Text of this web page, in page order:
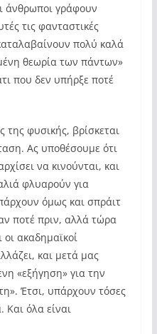
άνθρωποι γράφουν
τις φανταστικές
πολύ καλά
θεωρία των πάντων»
που δεν υπήρξε ποτέ
φυσικής, βρίσκεται
Ας υποθέσουμε ότι
να κινούνται, και
φλυαρούν για
όμως και σπράιτ
ποτέ πριν, αλλά τώρα
ακαδημαϊκοί
και μετά μας
«εξήγηση» για την
Έτσι, υπάρχουν τόσες
Και όλα είναι